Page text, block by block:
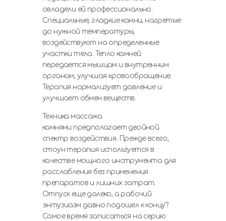
овладели ей профессионально.
Специальные, гладкие камни, нагретые
до нужной температуры,
воздействуют на определенные
участки тела. Тепло камней
передается мышцам и внутренним
органам, улучшая кровообращение.
Терапия нормализует давление и
улучшает обмен веществ.
Техника массажа
камнями предполагает двойной
спектр воздействия. Прежде всего,
стоун терапия используется в
качестве мощного инструмента для
расслабления без применения
препаратов и лишних затрат.
Отпуск еще далеко, а рабочий
энтузиазм давно подошел к концу?
Самое время записаться на серию